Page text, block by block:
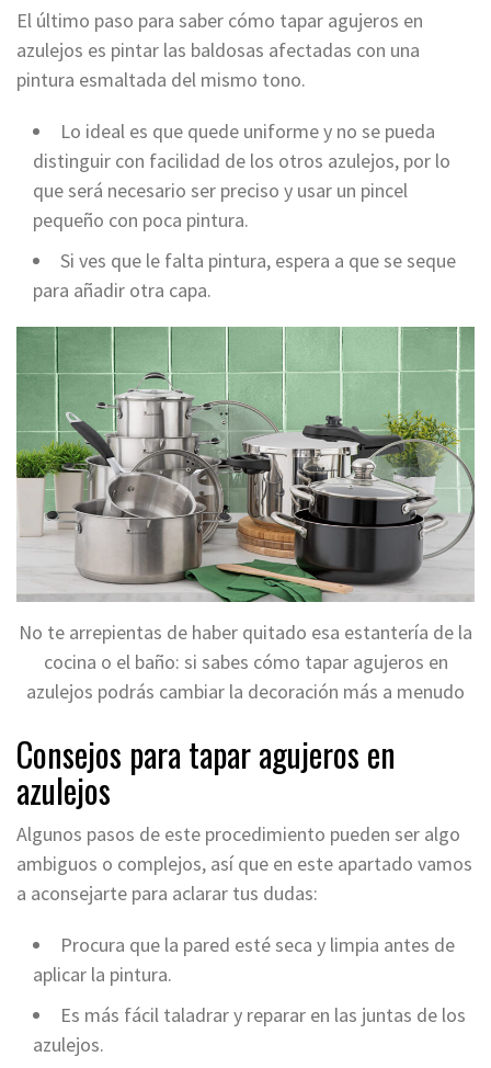
El último paso para saber cómo tapar agujeros en
azulejos es pintar las baldosas afectadas con una
pintura esmaltada del mismo tono.
Lo ideal es que quede uniforme y no se pueda
distinguir con facilidad de los otros azulejos, por lo
que será necesario ser preciso y usar un pincel
pequeño con poca pintura.
Si ves que le falta pintura, espera a que se seque
para añadir otra capa.
No te arrepientas de haber quitado esa estantería de la
cocina o el baño: si sabes cómo tapar agujeros en
azulejos podrás cambiar la decoración más a menudo
Consejos para tapar agujeros en
azulejos
Algunos pasos de este procedimiento pueden ser algo
ambiguos o complejos, así que en este apartado vamos
a aconsejarte para aclarar tus dudas:
Procura que la pared esté seca y limpia antes de
aplicar la pintura.
Es más fácil taladrar y reparar en las juntas de los
azulejos.